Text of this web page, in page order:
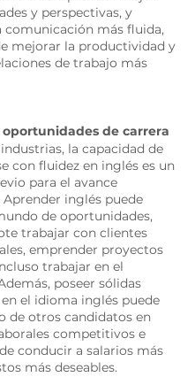
y perspectivas, y
comunicación más fluida,
mejorar la productividad y
de trabajo más
oportunidades de carrera
la capacidad de
con fluidez en inglés es un
para el avance
Aprender inglés puede
de oportunidades,
trabajar con clientes
emprender proyectos
trabajar en el
poseer sólidas
el idioma inglés puede
de otros candidatos en
competitivos e
conducir a salarios más
más deseables.